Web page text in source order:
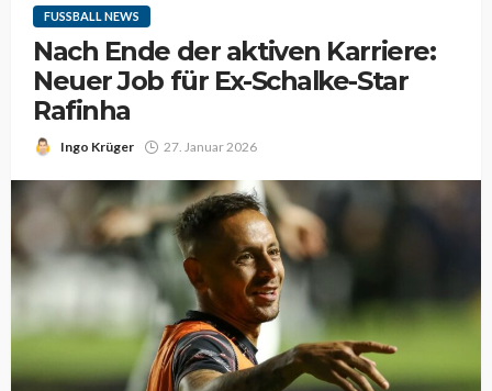
FUSSBALL NEWS
Nach Ende der aktiven Karriere:
Neuer Job für Ex-Schalke-Star
Rafinha
Ingo Krüger 27. Januar 2026